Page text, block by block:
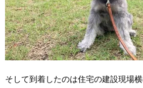
そして到着したのは住宅の建設現場横